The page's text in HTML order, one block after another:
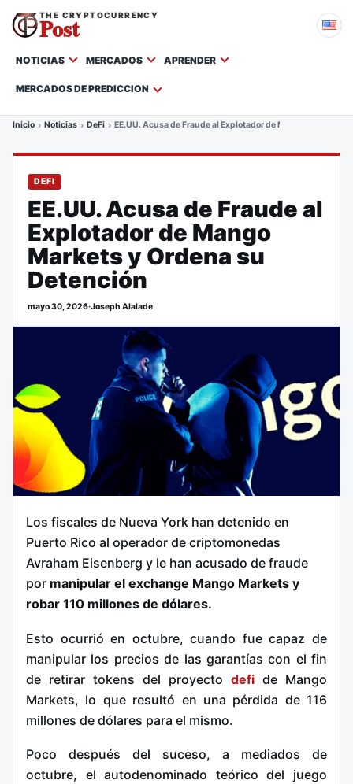
THE CRYPTOCURRENCY
Post
NOTICIAS MERCADOS APRENDER
MERCADOS DE PREDICCION
Inicio Noticias DeFi EE.UU. Acusa de Fraude al Explotador de Mango Markets y
DEFI
EE.UU. Acusa de Fraude al
Explotador de Mango
Markets y Ordena su
Detención
mayo 30, 2026·Joseph Alalade
Los fiscales de Nueva York han detenido en
Puerto Rico al operador de criptomonedas
Avraham Eisenberg y le han acusado de fraude
por manipular el exchange Mango Markets y
robar 110 millones de dólares.
Esto ocurrió en octubre, cuando fue capaz de
manipular los precios de las garantías con el fin
de retirar tokens del proyecto defi de Mango
Markets, lo que resultó en una pérdida de 116
millones de dólares para el mismo.
Poco después del suceso, a mediados de
octubre, el autodenominado teórico del juego